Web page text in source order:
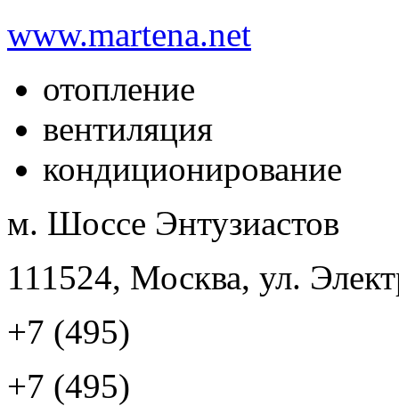
www.martena.net
отопление
вентиляция
кондиционирование
м. Шоссе Энтузиастов
111524, Москва, ул.
+7 (495)
+7 (495)